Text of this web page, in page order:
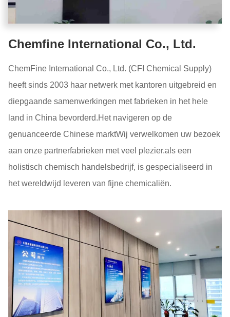
Chemfine International Co., Ltd.
ChemFine International Co., Ltd. (CFI Chemical Supply)
heeft sinds 2003 haar netwerk met kantoren uitgebreid en
diepgaande samenwerkingen met fabrieken in het hele
land in China bevorderd.Het navigeren op de
genuanceerde Chinese marktWij verwelkomen uw bezoek
aan onze partnerfabrieken met veel plezier.als een
holistisch chemisch handelsbedrijf, is gespecialiseerd in
het wereldwijd leveren van fijne chemicaliën.